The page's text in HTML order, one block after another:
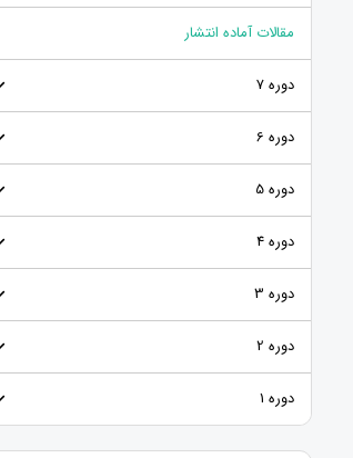
مقالات آماده انتشار
دوره 7
دوره 6
دوره 5
دوره 4
دوره 3
دوره 2
دوره 1